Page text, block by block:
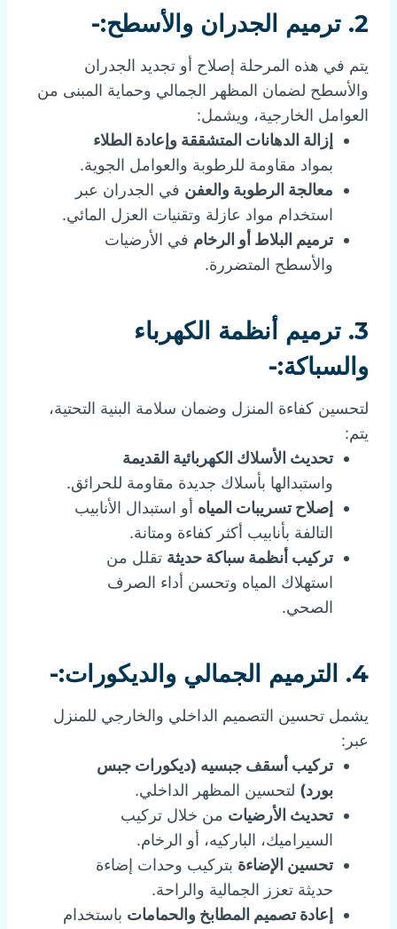
2. ترميم الجدران والأسطح:-
يتم في هذه المرحلة إصلاح أو تجديد الجدران
والأسطح لضمان المظهر الجمالي وحماية المبنى من
العوامل الخارجية، ويشمل:
إزالة الدهانات المتشققة وإعادة الطلاء
بمواد مقاومة للرطوبة والعوامل الجوية.
معالجة الرطوبة والعفن في الجدران عبر
استخدام مواد عازلة وتقنيات العزل المائي.
ترميم البلاط أو الرخام في الأرضيات
والأسطح المتضررة.
3. ترميم أنظمة الكهرباء
والسباكة:-
لتحسين كفاءة المنزل وضمان سلامة البنية التحتية،
يتم:
تحديث الأسلاك الكهربائية القديمة
واستبدالها بأسلاك جديدة مقاومة للحرائق.
إصلاح تسريبات المياه أو استبدال الأنابيب
التالفة بأنابيب أكثر كفاءة ومتانة.
تركيب أنظمة سباكة حديثة تقلل من
استهلاك المياه وتحسن أداء الصرف
الصحي.
4. الترميم الجمالي والديكورات:-
يشمل تحسين التصميم الداخلي والخارجي للمنزل
عبر:
تركيب أسقف جبسيه (ديكورات جبس
بورد) لتحسين المظهر الداخلي.
تحديث الأرضيات من خلال تركيب
السيراميك، الباركيه، أو الرخام.
تحسين الإضاءة بتركيب وحدات إضاءة
حديثة تعزز الجمالية والراحة.
إعادة تصميم المطابخ والحمامات باستخدام